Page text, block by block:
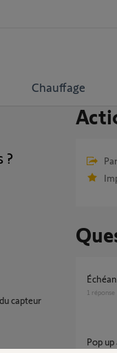
Chauffage
?
capteur
1 réponse
Pop up abonnement réseau de secours GSM